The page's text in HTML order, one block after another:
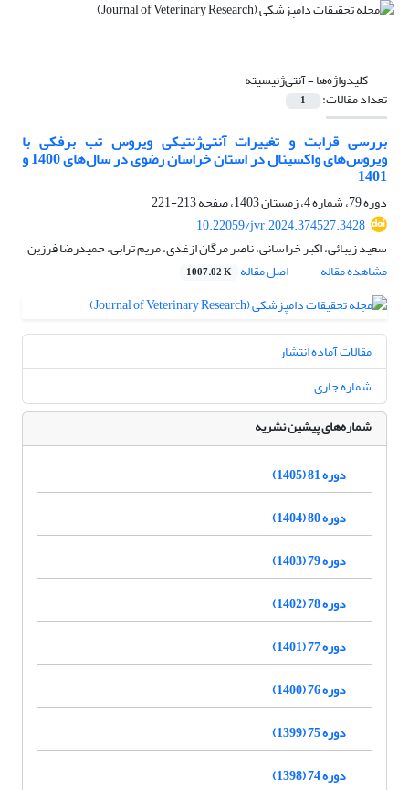
کلیدواژه‌ها =آنتی‌ژنیسیته
تعداد مقالات: 1
بررسی قرابت و تغییرات آنتی‌ژنتیکی ویروس تب برفکی با
ویروس‌های واکسینال در استان خراسان رضوی در سال‌های 1400 و
1401
دوره 79، شماره 4، زمستان 1403، صفحه
213-221
10.22059/jvr.2024.374527.3428
سعید زیبائی، اکبر خراسانی، ناصر مرگان ازغدی، مریم ترابی، حمیدرضا فرزین
مشاهده مقاله
اصل مقاله 1007.02 K
مقالات آماده انتشار
شماره جاری
شماره‌های پیشین نشریه
دوره 81 (1405)
دوره 80 (1404)
دوره 79 (1403)
دوره 78 (1402)
دوره 77 (1401)
دوره 76 (1400)
دوره 75 (1399)
دوره 74 (1398)